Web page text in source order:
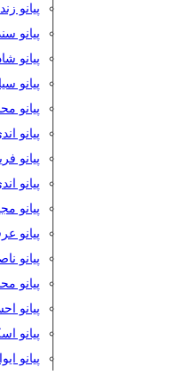
پیانو
پیانو
پیانو
پیانو
پیانو
پیانو
پیانو
پیانو
پیانو
پیانو
پیانو
پیانو
پیانو
پیانو
پیانو